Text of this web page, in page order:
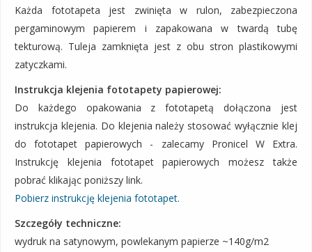
Każda fototapeta jest zwinięta w rulon, zabezpieczona
pergaminowym papierem i zapakowana w twardą tubę
tekturową. Tuleja zamknięta jest z obu stron plastikowymi
zatyczkami.
Instrukcja klejenia fototapety papierowej:
Do każdego opakowania z fototapetą dołączona jest
instrukcja klejenia. Do klejenia należy stosować wyłącznie klej
do fototapet papierowych - zalecamy Pronicel W Extra.
Instrukcję klejenia fototapet papierowych możesz także
pobrać klikając poniższy link.
Pobierz instrukcję klejenia fototapet.
Szczegóły techniczne:
wydruk na satynowym, powlekanym papierze ~140g/m2